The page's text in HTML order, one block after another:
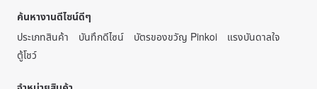
ค้นหางานดีไซน์ดีๆ
ประเภทสินค้า
บันทึกดีไซน์ บัตรของขวัญ Pinkoi
แรงบันดาลใจ
ตู้โชว์